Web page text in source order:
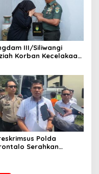
III/Siliwangi
Korban Kecelakaan
Polda
Serahkan